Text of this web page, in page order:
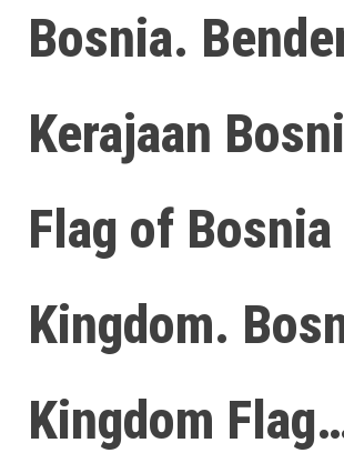
Bosnia.
Kerajaan
Flag of Bosnia
Kingdom.
Kingdom